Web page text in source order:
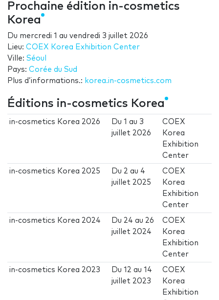
Prochaine édition in-cosmetics
Korea
Du mercredi 1 au vendredi 3 juillet 2026
Lieu: COEX Korea Exhibition Center
Ville: Séoul
Pays: Corée du Sud
Plus d’informations.: korea.in-cosmetics.com
Éditions in-cosmetics Korea
in-cosmetics Korea 2026 Du1 au 3
juillet 2026
COEX
Korea
Exhibition
Center
in-cosmetics Korea 2025 Du 2 au 4
juillet 2025
COEX
Korea
Exhibition
Center
in-cosmetics Korea 2024 Du 24 au 26
juillet 2024
COEX
Korea
Exhibition
Center
in-cosmetics Korea 2023 Du12 au14
juillet 2023
COEX
Korea
Exhibition